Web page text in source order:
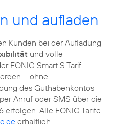
und aufladen
Kunden bei der Aufladung
und volle
FONIC Smart S Tarif
– ohne
des Guthabenkontos
Anruf oder SMS über die
erfolgen. Alle FONIC Tarife
erhältlich.